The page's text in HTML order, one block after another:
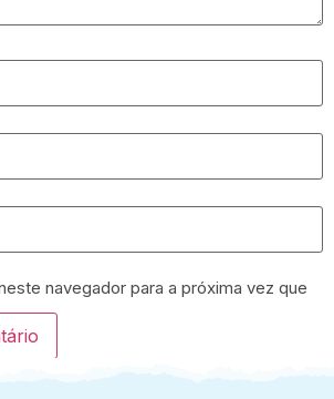
navegador para a próxima vez que